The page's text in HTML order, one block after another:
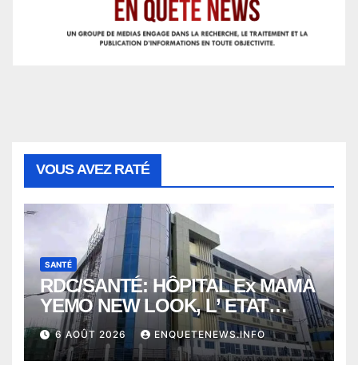
VOUS AVEZ RATÉ
SANTÉ
RDC/SANTÉ: HÔPITAL Ex MAMA
YEMO NEW LOOK, L’ ETAT
PERD LE CONTROLE
6 AOÛT 2026 ENQUETENEWS.INFO